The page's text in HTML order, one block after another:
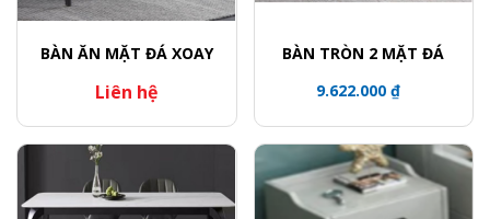
BÀN ĂN MẶT ĐÁ XOAY
Liên hệ
BÀN TRÒN 2 MẶT ĐÁ
9.622.000 ₫